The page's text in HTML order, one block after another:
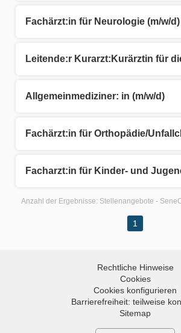
Fachärzt:in für Neurologie (m/w/d)
Allgemeinmediziner: in (m/w/d)
Anzahl der Ergebnisse: Stellenangebote -
1
Rechtliche Hinweise
Cookies
Cookies konfigurieren
Barrierefreiheit: teilweise
Sitemap